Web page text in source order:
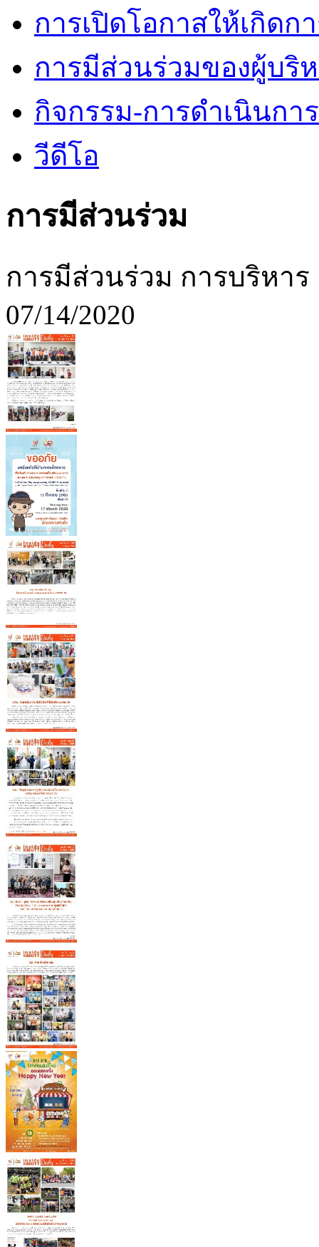
การเปิดโอกาสให้เกิดก
การมีส่วนร่วมของผู้บริ
กิจกรรม-การดำเนินก
วีดีโอ
การมีส่วนร่วม
การมีส่วนร่วม การบริหาร
07/14/2020